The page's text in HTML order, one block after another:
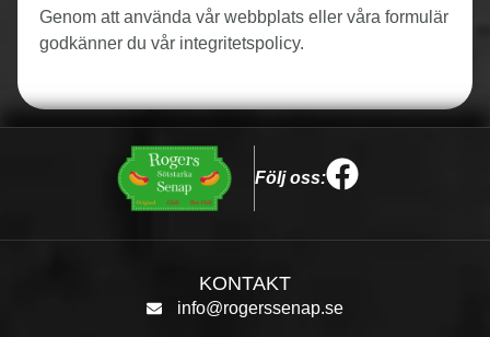
Genom att använda vår webbplats eller våra formulär
godkänner du vår integritetspolicy.
Följ oss:
KONTAKT
info@rogerssenap.se